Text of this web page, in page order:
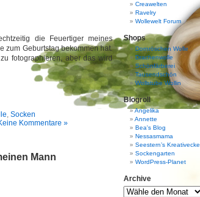
Creawelten
Ravelry
Wollewelt Forum
Shops
Dornröschen Wolle
Drachenwolle
Schönfärberei
Tausendschön
Wollstube Wollin
Blogroll
Angelika
Annette
Bea's Blog
Nessasmama
Seestern’s Kreativecke
Sockengarten
WordPress-Planet
Archive
die Feuertiger meines
zum Geburtstag bekommen hat.
fotographieren, aber das wird
, Socken
Kommentare »
Mann